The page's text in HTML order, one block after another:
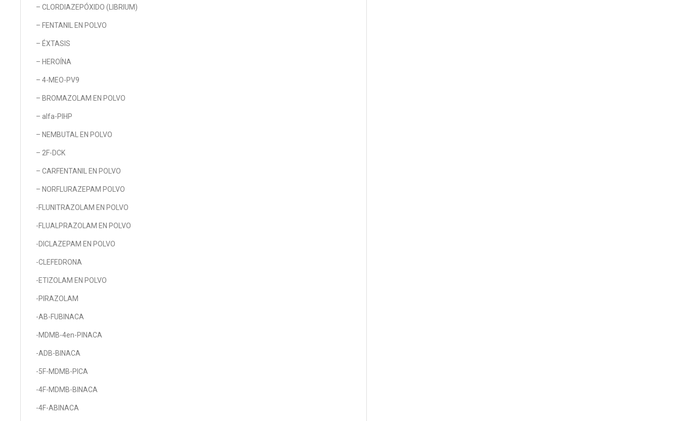
– CLORDIAZEPÓXIDO (LIBRIUM)
– FENTANIL EN POLVO
– ÉXTASIS
– HEROÍNA
– 4-MEO-PV9
– BROMAZOLAM EN POLVO
– alfa-PIHP
– NEMBUTAL EN POLVO
– 2F-DCK
– CARFENTANIL EN POLVO
– NORFLURAZEPAM POLVO
-FLUNITRAZOLAM EN POLVO
-FLUALPRAZOLAM EN POLVO
-DICLAZEPAM EN POLVO
-CLEFEDRONA
-ETIZOLAM EN POLVO
-PIRAZOLAM
-AB-FUBINACA
-MDMB-4en-PINACA
-ADB-BINACA
-5F-MDMB-PICA
-4F-MDMB-BINACA
-4F-ABINACA